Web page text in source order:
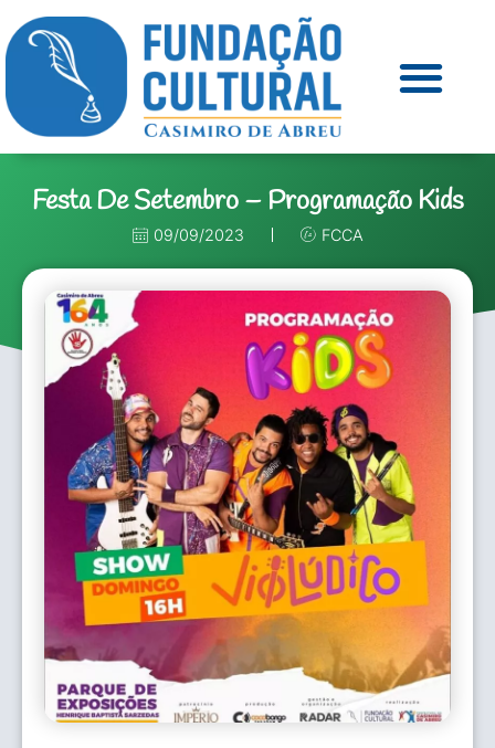
Festa De Setembro – Programação Kids
09/09/2023 FCCA